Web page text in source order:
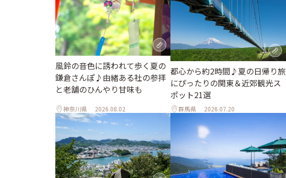
風鈴の音色に誘われて歩く夏の
鎌倉さんぽ♪由緒ある社の参拝
と老舗のひんやり甘味も
神奈川県 2026.08.02
都心から約2時間♪夏の日帰り旅
にぴったりの関東＆近郊観光ス
ポット21選
群馬県 2026.07.20